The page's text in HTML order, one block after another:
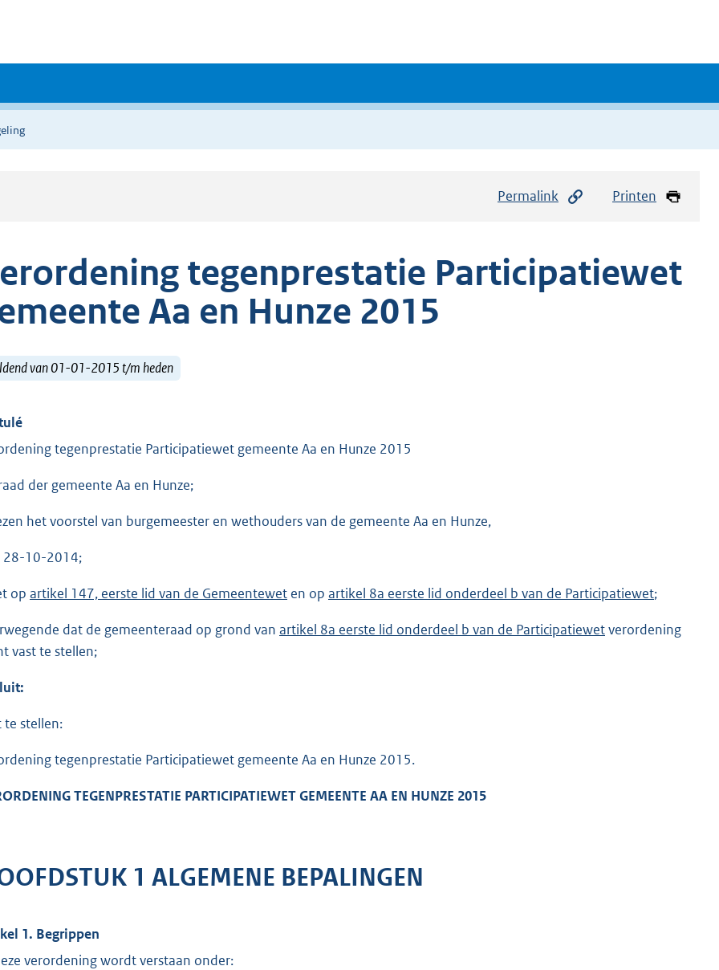
Permalink Printen
tegenprestatie Participatiewet
Aa en Hunze 2015
van 01-01-2015 t/m heden
tegenprestatie Participatiewet gemeente Aa en Hunze 2015
der gemeente Aa en Hunze;
het voorstel van burgemeester en wethouders van de gemeente Aa en Hunze,
28-10-2014;
op artikel 147, eerste lid van de Gemeentewet en op artikel 8a eerste lid onderdeel b van de Participatiewet;
dat de gemeenteraad op grond van artikel 8a eerste lid onderdeel b van de Participatiewetverordening
vast te stellen;
te stellen:
tegenprestatie Participatiewet gemeente Aa en Hunze 2015.
TEGENPRESTATIE PARTICIPATIEWET GEMEENTE AA EN HUNZE 2015
1 ALGEMENE BEPALINGEN
1. Begrippen
verordening wordt verstaan onder: